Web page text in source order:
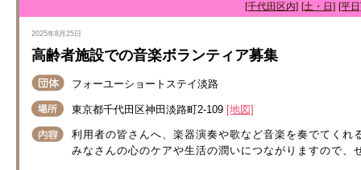
[千代田区内] [土・日] [平
2025年8月25日
高齢者施設での音楽ボランティア募集
フォーユーショートステイ淡路
東京都千代田区神田淡路町2-109 [地図]
利用者の皆さんへ、楽器演奏や歌など音楽を奏でてく
みなさんの心のケアや生活の潤いにつながりますので、